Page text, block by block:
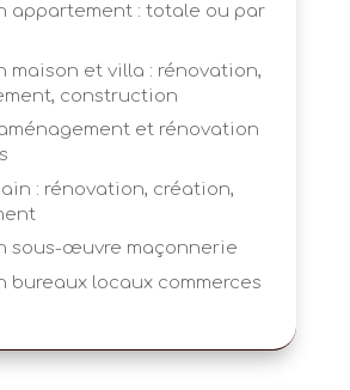
appartement : totale ou par
maison et villa : rénovation,
construction
et rénovation
: rénovation, création,
sous-œuvre maçonnerie
bureaux locaux commerces